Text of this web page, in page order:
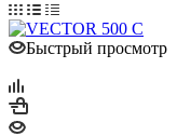
Быстрый просмотр